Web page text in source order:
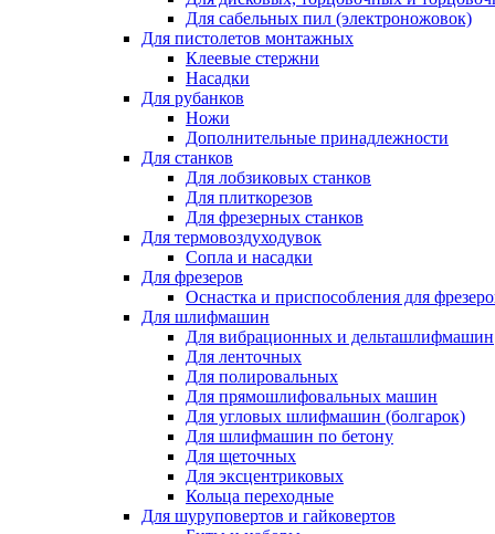
Для сабельных пил (электроножовок)
Для пистолетов монтажных
Клеевые стержни
Насадки
Для рубанков
Ножи
Дополнительные принадлежности
Для станков
Для лобзиковых станков
Для плиткорезов
Для фрезерных станков
Для термовоздуходувок
Сопла и насадки
Для фрезеров
Оснастка и приспособления для
Для шлифмашин
Для вибрационных и дельташлифмашин
Для ленточных
Для полировальных
Для прямошлифовальных машин
Для угловых шлифмашин (болгарок)
Для шлифмашин по бетону
Для щеточных
Для эксцентриковых
Кольца переходные
Для шуруповертов и гайковертов